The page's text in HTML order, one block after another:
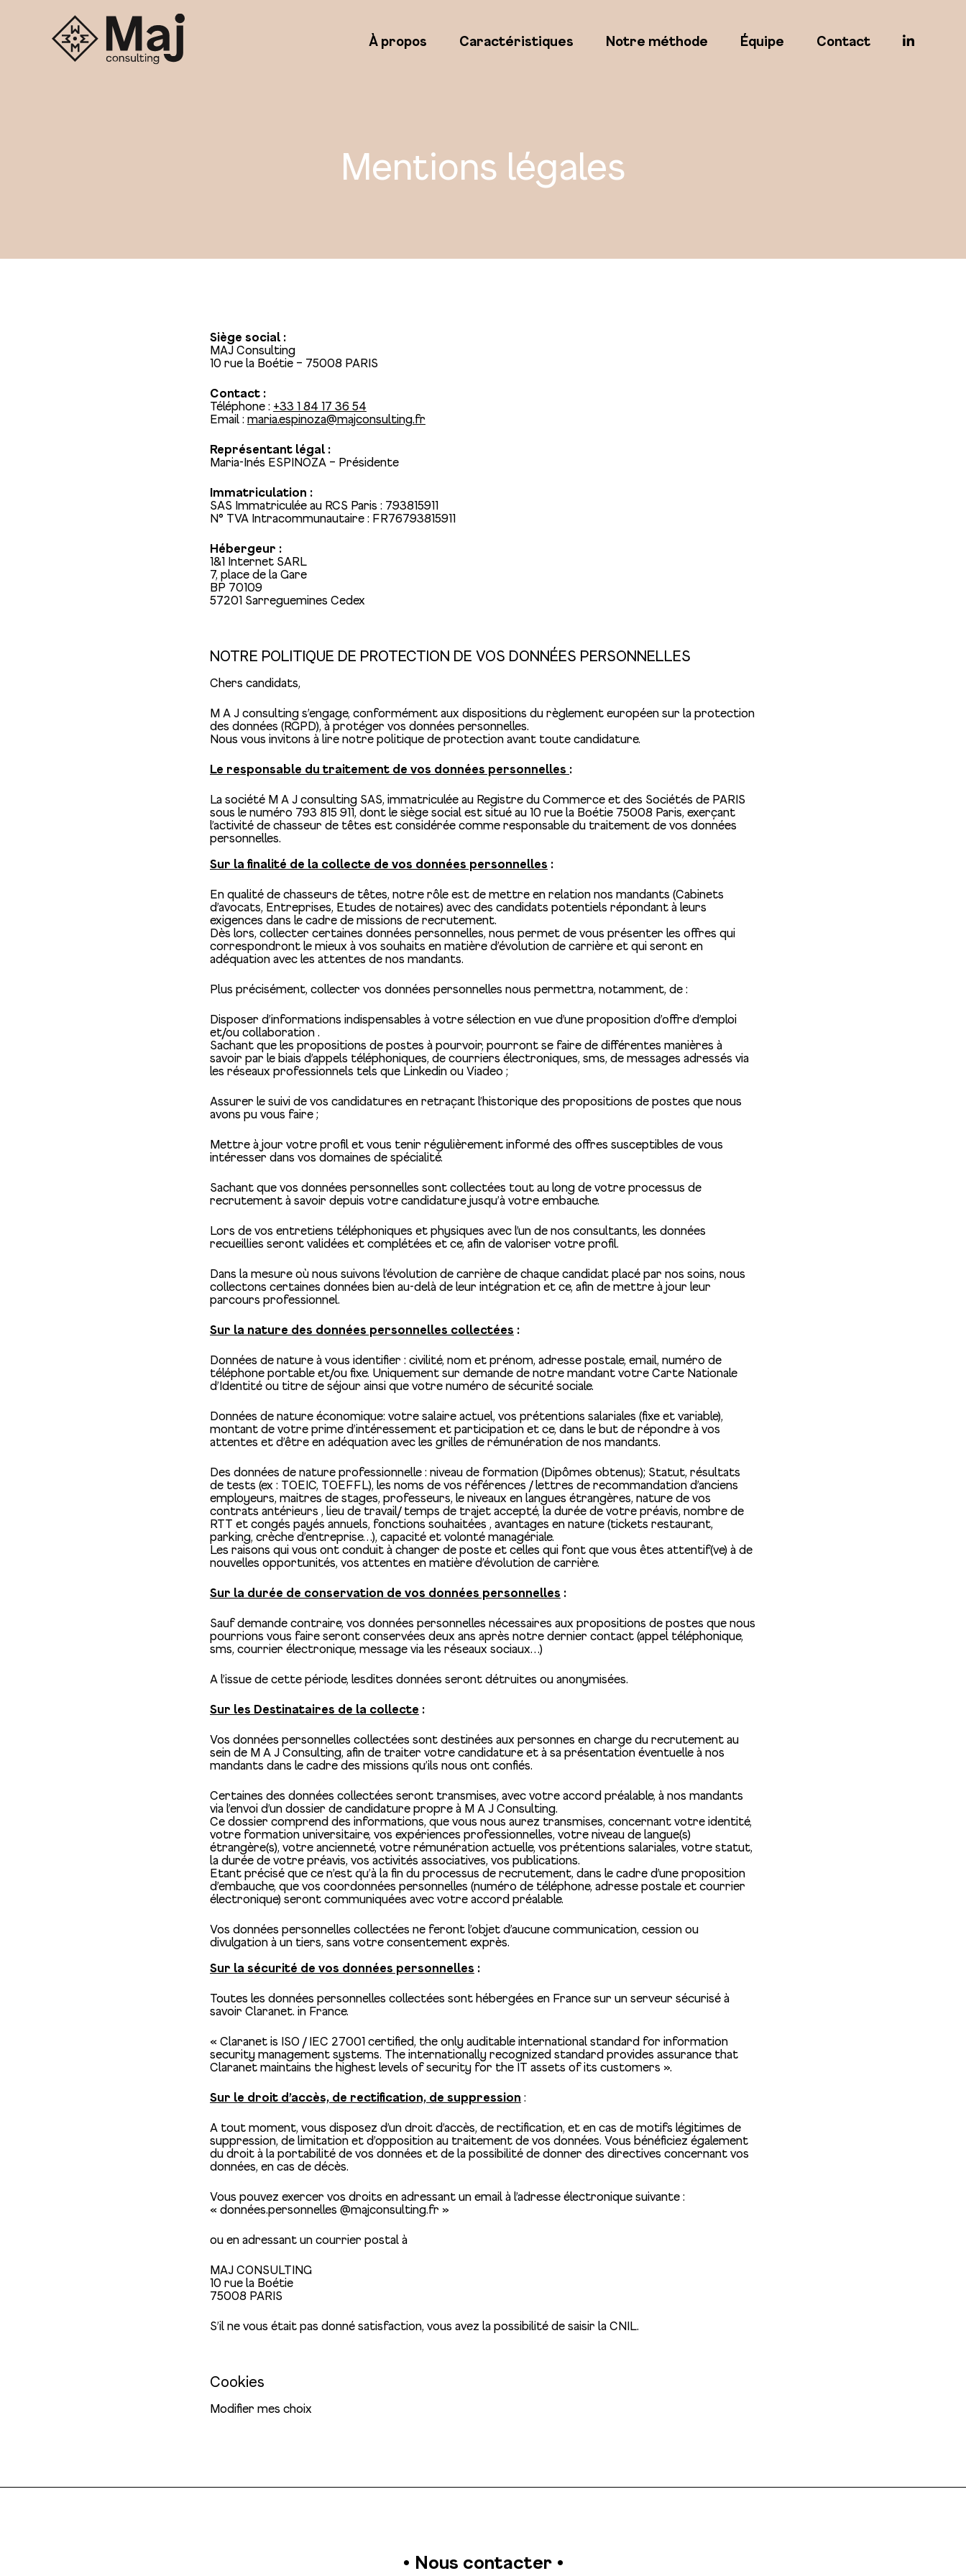
À propos Caractéristiques Notre méthode Équipe Contact
Mentions légales
Siège social :
MAJ Consulting
10 rue la Boétie – 75008 PARIS
Contact :
Téléphone : +33 1 84 17 36 54
Email : maria.espinoza@majconsulting.fr
Représentant légal :
Maria-Inés ESPINOZA – Présidente
Immatriculation :
SAS Immatriculée au RCS Paris : 793815911
N° TVA Intracommunautaire : FR76793815911
Hébergeur :
1&1 Internet SARL
7, place de la Gare
BP 70109
57201 Sarreguemines Cedex
NOTRE POLITIQUE DE PROTECTION DE VOS DONNÉES PERSONNELLES
Chers candidats,
M A J consulting s’engage, conformément aux dispositions du règlement européen sur la protection
des données (RGPD), à protéger vos données personnelles.
Nous vous invitons à lire notre politique de protection avant toute candidature.
Le responsable du traitement de vos données personnelles :
La société M A J consulting SAS, immatriculée au Registre du Commerce et des Sociétés de PARIS
sous le numéro 793 815 911, dont le siège social est situé au 10 rue la Boétie 75008 Paris, exerçant
l’activité de chasseur de têtes est considérée comme responsable du traitement de vos données
personnelles.
Sur la finalité de la collecte de vos données personnelles :
En qualité de chasseurs de têtes, notre rôle est de mettre en relation nos mandants (Cabinets
d’avocats, Entreprises, Etudes de notaires) avec des candidats potentiels répondant à leurs
exigences dans le cadre de missions de recrutement.
Dès lors, collecter certaines données personnelles, nous permet de vous présenter les offres qui
correspondront le mieux à vos souhaits en matière d’évolution de carrière et qui seront en
adéquation avec les attentes de nos mandants.
Plus précisément, collecter vos données personnelles nous permettra, notamment, de :
Disposer d’informations indispensables à votre sélection en vue d’une proposition d’offre d’emploi
et/ou collaboration .
Sachant que les propositions de postes à pourvoir, pourront se faire de différentes manières à
savoir par le biais d’appels téléphoniques, de courriers électroniques, sms, de messages adressés via
les réseaux professionnels tels que Linkedin ou Viadeo ;
Assurer le suivi de vos candidatures en retraçant l’historique des propositions de postes que nous
avons pu vous faire ;
Mettre à jour votre profil et vous tenir régulièrement informé des offres susceptibles de vous
intéresser dans vos domaines de spécialité.
Sachant que vos données personnelles sont collectées tout au long de votre processus de
recrutement à savoir depuis votre candidature jusqu’à votre embauche.
Lors de vos entretiens téléphoniques et physiques avec l’un de nos consultants, les données
recueillies seront validées et complétées et ce, afin de valoriser votre profil.
Dans la mesure où nous suivons l’évolution de carrière de chaque candidat placé par nos soins, nous
collectons certaines données bien au-delà de leur intégration et ce, afin de mettre à jour leur
parcours professionnel.
Sur la nature des données personnelles collectées :
Données de nature à vous identifier : civilité, nom et prénom, adresse postale, email, numéro de
téléphone portable et/ou fixe. Uniquement sur demande de notre mandant votre Carte Nationale
d’Identité ou titre de séjour ainsi que votre numéro de sécurité sociale.
Données de nature économique: votre salaire actuel, vos prétentions salariales (fixe et variable),
montant de votre prime d’intéressement et participation et ce, dans le but de répondre à vos
attentes et d’être en adéquation avec les grilles de rémunération de nos mandants.
Des données de nature professionnelle : niveau de formation (Dipômes obtenus); Statut, résultats
de tests (ex : TOEIC, TOEFFL), les noms de vos références / lettres de recommandation d’anciens
employeurs, maitres de stages, professeurs, le niveaux en langues étrangères, nature de vos
contrats antérieurs , lieu de travail/ temps de trajet accepté, la durée de votre préavis, nombre de
RTT et congés payés annuels, fonctions souhaitées , avantages en nature (tickets restaurant,
parking, crèche d’entreprise…), capacité et volonté managériale.
Les raisons qui vous ont conduit à changer de poste et celles qui font que vous êtes attentif(ve) à de
nouvelles opportunités, vos attentes en matière d’évolution de carrière.
Sur la durée de conservation de vos données personnelles :
Sauf demande contraire, vos données personnelles nécessaires aux propositions de postes que nous
pourrions vous faire seront conservées deux ans après notre dernier contact (appel téléphonique,
sms, courrier électronique, message via les réseaux sociaux…)
A l’issue de cette période, lesdites données seront détruites ou anonymisées.
Sur les Destinataires de la collecte :
Vos données personnelles collectées sont destinées aux personnes en charge du recrutement au
sein de M A J Consulting, afin de traiter votre candidature et à sa présentation éventuelle à nos
mandants dans le cadre des missions qu’ils nous ont confiés.
Certaines des données collectées seront transmises, avec votre accord préalable, à nos mandants
via l’envoi d’un dossier de candidature propre à M A J Consulting.
Ce dossier comprend des informations, que vous nous aurez transmises, concernant votre identité,
votre formation universitaire, vos expériences professionnelles, votre niveau de langue(s)
étrangère(s), votre ancienneté, votre rémunération actuelle, vos prétentions salariales, votre statut,
la durée de votre préavis, vos activités associatives, vos publications.
Etant précisé que ce n’est qu’à la fin du processus de recrutement, dans le cadre d’une proposition
d’embauche, que vos coordonnées personnelles (numéro de téléphone, adresse postale et courrier
électronique) seront communiquées avec votre accord préalable.
Vos données personnelles collectées ne feront l’objet d’aucune communication, cession ou
divulgation à un tiers, sans votre consentement exprès.
Sur la sécurité de vos données personnelles :
Toutes les données personnelles collectées sont hébergées en France sur un serveur sécurisé à
savoir Claranet. in France.
« Claranet is ISO / IEC 27001 certified, the only auditable international standard for information
security management systems. The internationally recognized standard provides assurance that
Claranet maintains the highest levels of security for the IT assets of its customers ».
Sur le droit d’accès, de rectification, de suppression :
A tout moment, vous disposez d’un droit d’accès, de rectification, et en cas de motifs légitimes de
suppression, de limitation et d’opposition au traitement de vos données. Vous bénéficiez également
du droit à la portabilité de vos données et de la possibilité de donner des directives concernant vos
données, en cas de décès.
Vous pouvez exercer vos droits en adressant un email à l’adresse électronique suivante :
« données.personnelles @majconsulting.fr »
ou en adressant un courrier postal à
MAJ CONSULTING
10 rue la Boétie
75008 PARIS
S’il ne vous était pas donné satisfaction, vous avez la possibilité de saisir la CNIL.
Cookies
Modifier mes choix
• Nous contacter •